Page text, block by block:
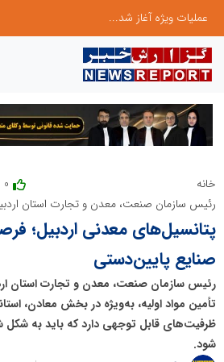
عملیات ویژه آغاز شد...
خانه
رئیس سازمان صنعت، معدن و تجارت استان
پتانسیل‌های معدنی اردبیل؛
صنایع پایین‌دستی
رئیس سازمان صنعت، معدن و تجارت استان
تأمین مواد اولیه، به‌ویژه در بخش معادن،
ظرفیت‌های قابل توجهی دارد که باید به
شود.